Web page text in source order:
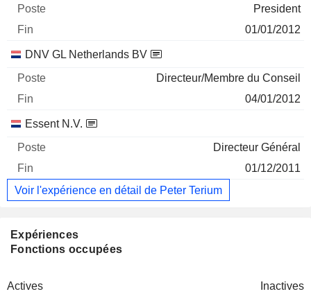
President
01/01/2012
DNV GL Netherlands BV
Directeur/Membre du Conseil
04/01/2012
Essent N.V.
Directeur Général
01/12/2011
Voir l'expérience en détail de Peter Terium
Expériences
Fonctions occupées
Actives Inactives